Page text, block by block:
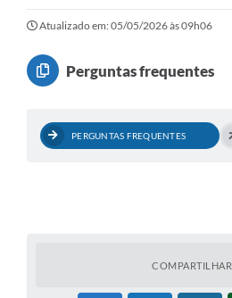
Atualizado em: 05/05/2026 às 09h06
Perguntas frequentes
PERGUNTAS FREQUENTES
COMPARTILHAR